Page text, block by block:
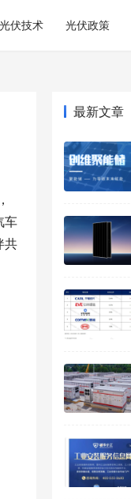
光伏技术 光伏政策
车
共
最新文章